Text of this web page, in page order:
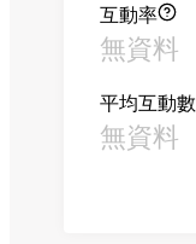
互動率
無資料
平均互動數
無資料